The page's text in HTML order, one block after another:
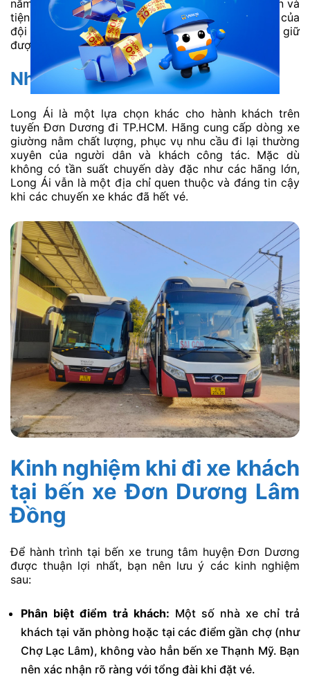
nằm tiêu chuẩn, đảm bảo hành trình diễn ra an toàn và
tiện nghi. Sự ổn định về lịch trình và sự tận tâm của
đội ngũ lái xe là những điểm mạnh giúp Tuấn Anh giữ
được sự tin cậy của khách hàng.
Nhà xe Long Ái
Long Ái là một lựa chọn khác cho hành khách trên
tuyến Đơn Dương đi TP.HCM. Hãng cung cấp dòng xe
giường nằm chất lượng, phục vụ nhu cầu đi lại thường
xuyên của người dân và khách công tác. Mặc dù
không có tần suất chuyến dày đặc như các hãng lớn,
Long Ái vẫn là một địa chỉ quen thuộc và đáng tin cậy
khi các chuyến xe khác đã hết vé.
Kinh nghiệm khi đi xe khách
tại bến xe Đơn Dương Lâm
Đồng
Để hành trình tại bến xe trung tâm huyện Đơn Dương
được thuận lợi nhất, bạn nên lưu ý các kinh nghiệm
sau:
Phân biệt điểm trả khách: Một số nhà xe chỉ trả
khách tại văn phòng hoặc tại các điểm gần chợ (như
Chợ Lạc Lâm), không vào hẳn bến xe Thạnh Mỹ. Bạn
nên xác nhận rõ ràng với tổng đài khi đặt vé.